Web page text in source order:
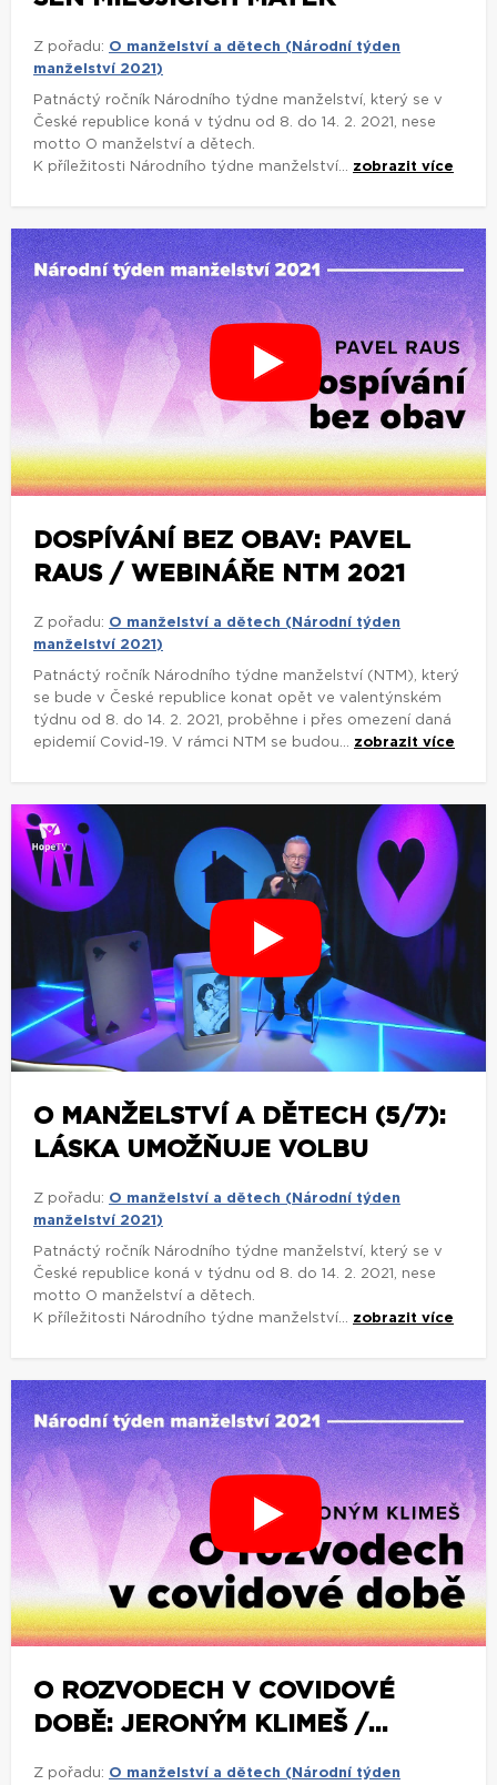
Z pořadu: O manželství a dětech (Národní týden
manželství 2021)
Patnáctý ročník Národního týdne manželství, který se v
České republice koná v týdnu od 8. do 14. 2. 2021, nese
motto O manželství a dětech.
K příležitosti Národního týdne manželství... zobrazit více
DOSPÍVÁNÍ BEZ OBAV: PAVEL
RAUS / WEBINÁŘE NTM 2021
Z pořadu: O manželství a dětech (Národní týden
manželství 2021)
Patnáctý ročník Národního týdne manželství (NTM), který
se bude v České republice konat opět ve valentýnském
týdnu od 8. do 14. 2. 2021, proběhne i přes omezení daná
epidemií Covid-19. V rámci NTM se budou... zobrazit více
O MANŽELSTVÍ A DĚTECH (5/7):
LÁSKA UMOŽŇUJE VOLBU
Z pořadu: O manželství a dětech (Národní týden
manželství 2021)
Patnáctý ročník Národního týdne manželství, který se v
České republice koná v týdnu od 8. do 14. 2. 2021, nese
motto O manželství a dětech.
K příležitosti Národního týdne manželství... zobrazit více
O ROZVODECH V COVIDOVÉ
DOBĚ: JERONÝM KLIMEŠ /...
Z pořadu: O manželství a dětech (Národní týden